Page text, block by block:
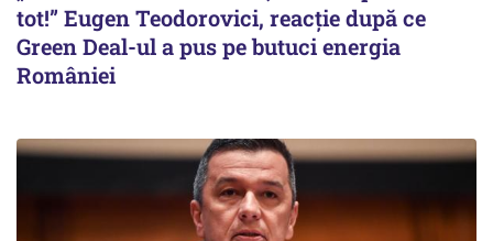
tot!” Eugen Teodorovici, reacție după ce
Green Deal-ul a pus pe butuci energia
României